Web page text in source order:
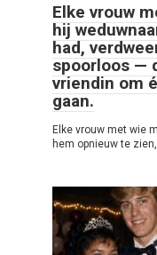
Elke vrouw
hij
had,
spoorloos —
vriendin om
gaan.
Elke vrouw met wie
hem opnieuw te zien,